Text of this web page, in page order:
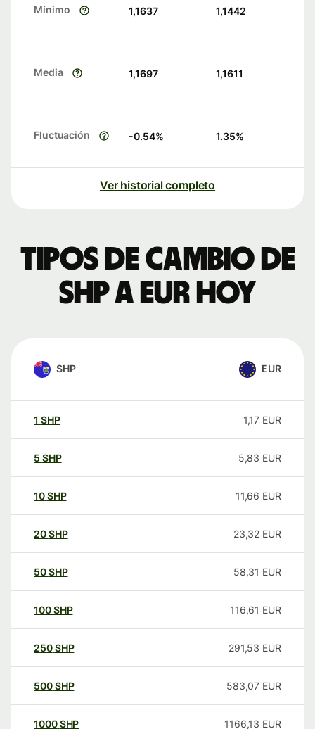
Mínimo 1,1637 1,1442
Media 1,1697 1,1611
Fluctuación -0.54% 1.35%
Ver historial completo
Tipos de cambio de
SHP a EUR hoy
SHP EUR
1 SHP 1,17 EUR
5 SHP 5,83 EUR
10SHP 11,66 EUR
20SHP 23,32 EUR
50SHP 58,31 EUR
100SHP 116,61 EUR
250SHP 291,53 EUR
500SHP 583,07 EUR
1000SHP 1166,13 EUR